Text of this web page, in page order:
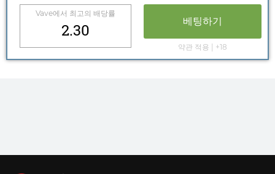
Vave에서 최고의 배당률
2.30 베팅하기
약관 적용 | +18